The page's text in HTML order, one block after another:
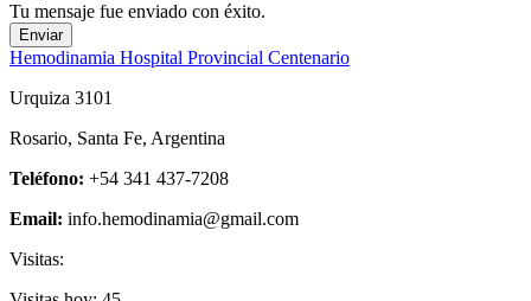
Tu mensaje fue enviado con éxito.
Enviar
Hemodinamia Hospital Provincial Centenario
Urquiza 3101
Rosario, Santa Fe, Argentina
Teléfono: +54 341 437-7208
Email: info.hemodinamia@gmail.com
Visitas: